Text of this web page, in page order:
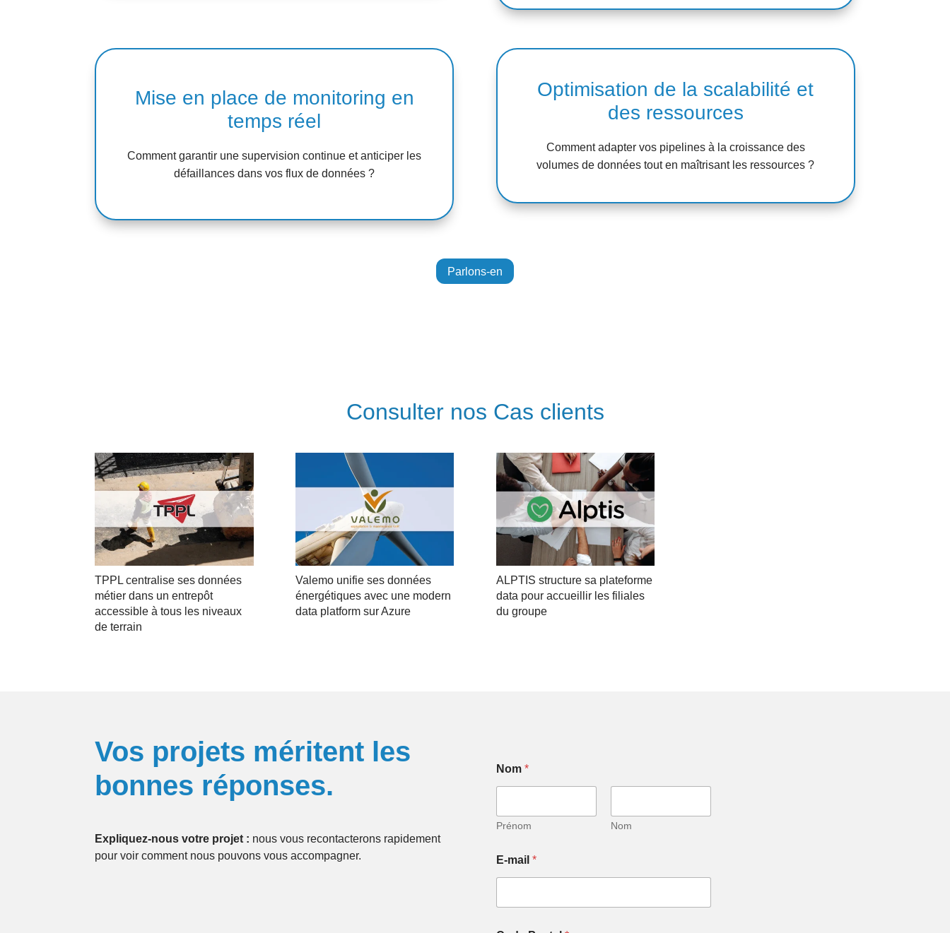
Mise en place de monitoring en
temps réel
Comment garantir une supervision continue et anticiper les
défaillances dans vos flux de données ?
Optimisation de la scalabilité et
des ressources
Comment adapter vos pipelines à la croissance des
volumes de données tout en maîtrisant les ressources ?
Parlons-en
Consulter nos Cas clients
TPPL centralise ses données
métier dans un entrepôt
accessible à tous les niveaux
de terrain
Valemo unifie ses données
énergétiques avec une modern
data platform sur Azure
ALPTIS structure sa plateforme
data pour accueillir les filiales
du groupe
Vos projets méritent les
bonnes réponses.
Expliquez-nous votre projet : nous vous recontacterons rapidement
pour voir comment nous pouvons vous accompagner.
Nom *
Prénom Nom
o
m
a
E-mail *